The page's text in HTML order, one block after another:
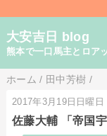
大安吉日 blog
熊本で一口馬主とロア
ホーム / 田中芳樹 /
2017年3月19日日曜日
佐藤大輔 「帝国